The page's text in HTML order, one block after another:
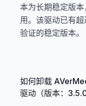
本为长期稳定版
用。该驱动已有
验证的稳定版本。
如何卸载
驱动（版本：